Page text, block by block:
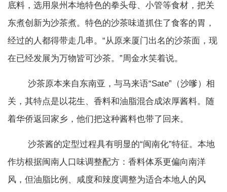
底料，选用泉州本地特色的拳头母、小管等食材，把关
东煮创新为沙茶煮。特色的沙茶味道抓住了食客的胃，
经过的人都得带走几串。“从原来厦门出名的沙茶面，现
在已经发展为万物皆可沙茶。”周金水笑着说。
沙茶原本来自东南亚，与马来语“Sate”（沙嗲）相
关，其特点是以花生、香料和油脂混合成浓厚酱料。随
着华侨返回家乡，他们把这种酱料也带了回来。
沙茶酱的定型过程具有明显的“闽南化”特征。本地
作坊根据闽南人口味调整配方：香料体系更偏向南洋
风，但油脂比例、咸度和辣度调整为适合本地人的风